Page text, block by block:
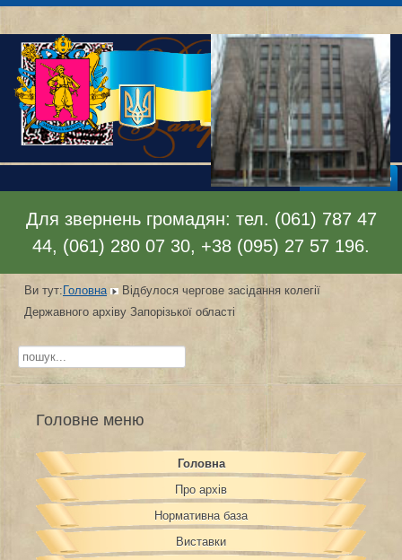
Відкрити меню
Для звернень громадян: тел. (061) 787 47
44, (061) 280 07 30, +38 (095) 27 57 196.
Ви тут:Головна
Відбулося чергове засідання колегії
Державного архіву Запорізької області
Пошук...
Головне меню
Головна
Про архів
Нормативна база
Виставки